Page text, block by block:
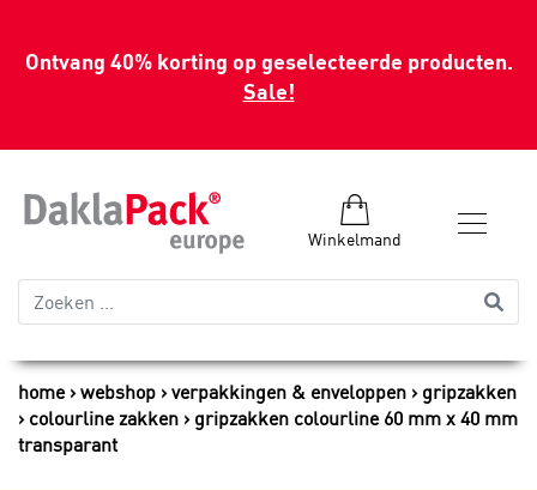
Ontvang 40% korting op geselecteerde producten.
Sale!
Winkelmand
home webshop verpakkingen & enveloppen
gripzakken
colourline zakken
gripzakken colourline 60 mm x 40 mm
transparant